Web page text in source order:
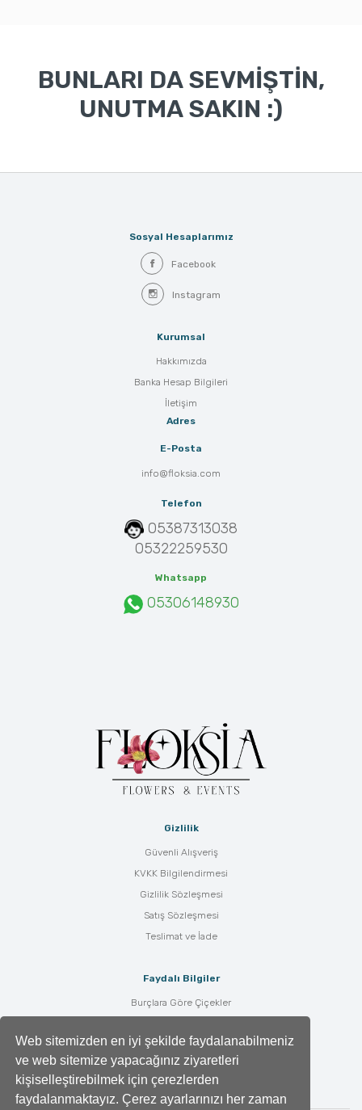
Web sitemizden en iyi şekilde faydalanabilmeniz
ve web sitemize yapacağınız ziyaretleri
kişiselleştirebilmek için çerezlerden
faydalanmaktayız. Çerez ayarlarınızı her zaman
BUNLARI DA SEVMİŞTİN,
UNUTMA SAKIN :)
Sosyal Hesaplarımız
Facebook
Instagram
Kurumsal
Hakkımızda
Banka Hesap Bilgileri
İletişim
Adres
E-Posta
info@floksia.com
Telefon
05387313038
05322259530
Whatsapp
05306148930
Gizlilik
Güvenli Alışveriş
KVKK Bilgilendirmesi
Gizlilik Sözleşmesi
Satış Sözleşmesi
Teslimat ve İade
Faydalı Bilgiler
Burçlara Göre Çiçekler
Çiçek Anlamları
Tüm Blog Yazıları